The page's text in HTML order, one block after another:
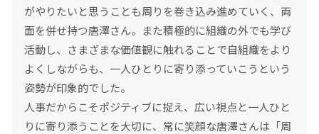
がやりたいと思うことも周りを巻き込み進めていく、両
面を併せ持つ唐澤さん。また積極的に組織の外でも学び
活動し、さまざまな価値観に触れることで自組織をより
よくしながらも、一人ひとりに寄り添っていこうという
姿勢が印象的でした。
人事だからこそポジティブに捉え、広い視点と一人ひと
りに寄り添うことを大切に、常に笑顔な唐澤さんは「周